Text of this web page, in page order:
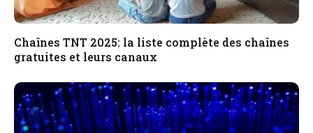
Chaînes TNT 2025: la liste complète des chaînes
gratuites et leurs canaux